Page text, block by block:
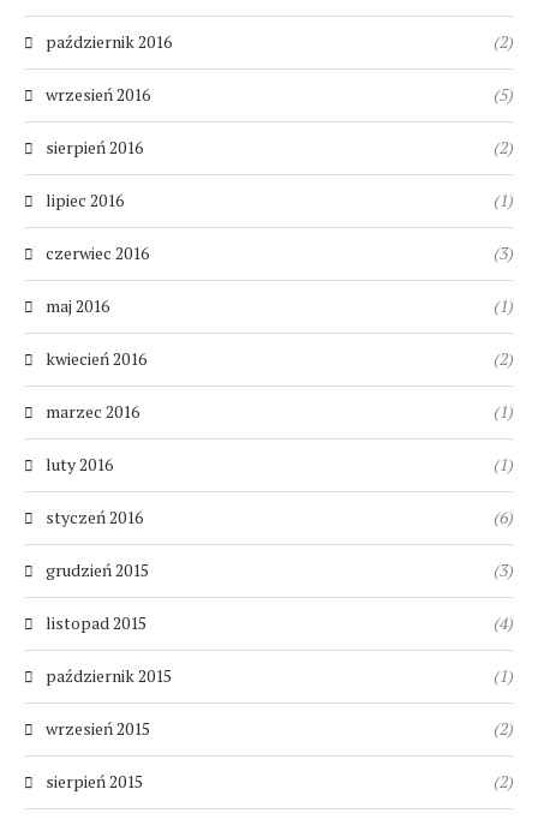
październik 2016 (2)
wrzesień 2016 (5)
sierpień 2016 (2)
lipiec 2016 (1)
czerwiec 2016 (3)
maj 2016 (1)
kwiecień 2016 (2)
marzec 2016 (1)
luty 2016 (1)
styczeń 2016 (6)
grudzień 2015 (3)
listopad 2015 (4)
październik 2015 (1)
wrzesień 2015 (2)
sierpień 2015 (2)